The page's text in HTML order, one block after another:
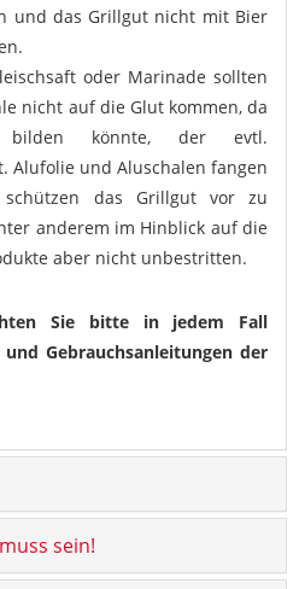
und das Grillgut nicht mit Bier
oder Marinade sollten
nicht auf die Glut kommen, da
könnte, der evtl.
Alufolie und Aluschalen fangen
das Grillgut vor zu
anderem im Hinblick auf die
aber nicht unbestritten.
Sie bitte in jedem Fall
Gebrauchsanleitungen der
sein!